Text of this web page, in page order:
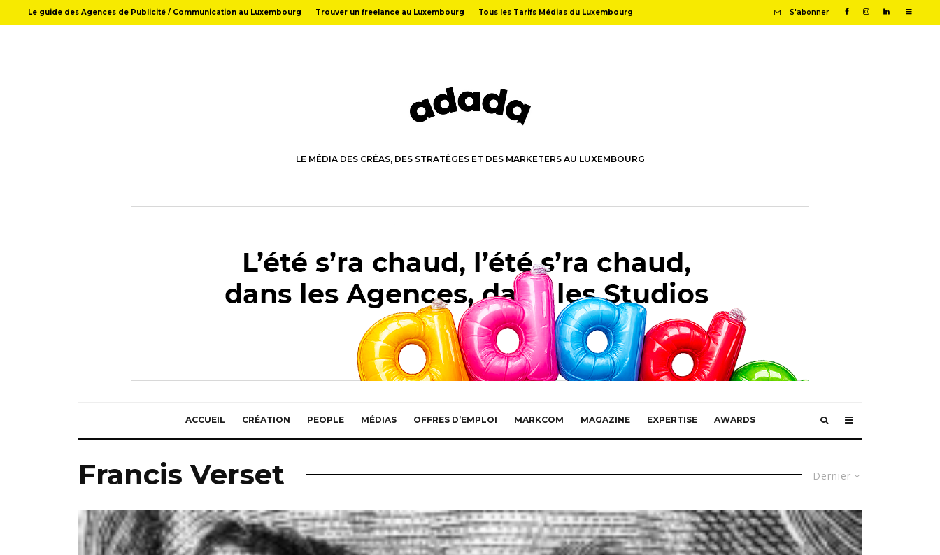
Le guide des Agences de Publicité / Communication au Luxembourg Trouver un freelance au Luxembourg Tous les Tarifs Médias du Luxembourg S'abonner
LE MÉDIA DES CRÉAS, DES STRATÈGES ET DES MARKETERS AU LUXEMBOURG
ACCUEIL CRÉATION PEOPLE MÉDIAS OFFRES D’EMPLOI MARKCOM MAGAZINE EXPERTISE AWARDS
Dernier
Francis Verset